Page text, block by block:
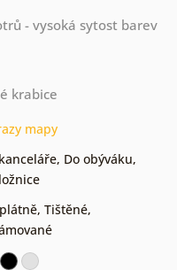
- vysoká sytost barev
krabice
mapy
, Do obýváku,
, Tištěné,